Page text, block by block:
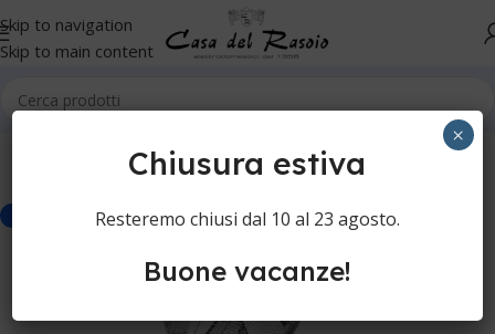
Skip to navigation
Skip to main content
Chiusura estiva
Resteremo chiusi dal 10 al 23 agosto.
Buone vacanze!
×